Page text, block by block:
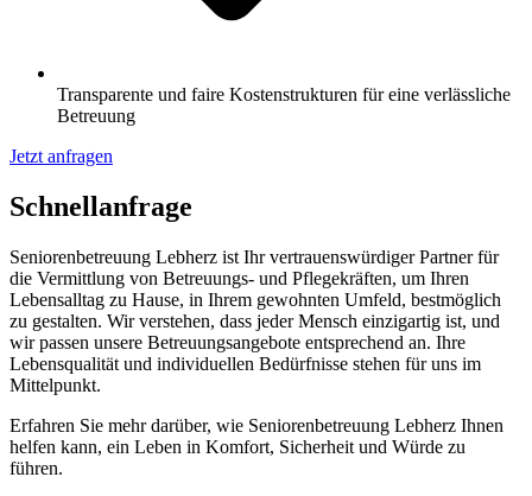
Transparente und faire Kostenstrukturen für eine verlässliche
Betreuung
Jetzt anfragen
Schnell­anfrage
Seniorenbetreuung Lebherz ist Ihr vertrauenswürdiger Partner für
die Vermittlung von Betreuungs- und Pflegekräften, um Ihren
Lebensalltag zu Hause, in Ihrem gewohnten Umfeld, bestmöglich
zu gestalten. Wir verstehen, dass jeder Mensch einzigartig ist, und
wir passen unsere Betreuungsangebote entsprechend an. Ihre
Lebensqualität und individuellen Bedürfnisse stehen für uns im
Mittelpunkt.
Erfahren Sie mehr darüber, wie Seniorenbetreuung Lebherz Ihnen
helfen kann, ein Leben in Komfort, Sicherheit und Würde zu
führen.